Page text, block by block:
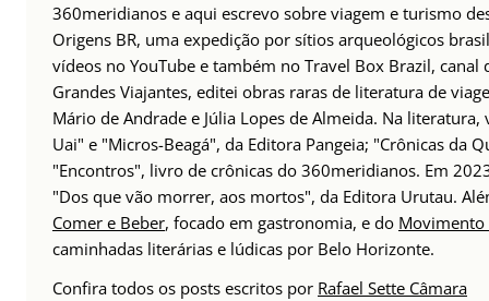
360meridianos e aqui escrevo sobre viagem e turismo
Origens BR, uma expedição por sítios arqueológicos
vídeos no YouTube e também no Travel Box Brazil,
Grandes Viajantes, editei obras raras de literatura de
Mário de Andrade e Júlia Lopes de Almeida. Na
Uai" e "Micros-Beagá", da Editora Pangeia; "Crônicas da
"Encontros", livro de crônicas do 360meridianos. Em
"Dos que vão morrer, aos mortos", da Editora Urutau.
Comer e Beber, focado em gastronomia, e do Movimento
caminhadas literárias e lúdicas por Belo Horizonte.
Confira todos os posts escritos por Rafael Sette Câmara